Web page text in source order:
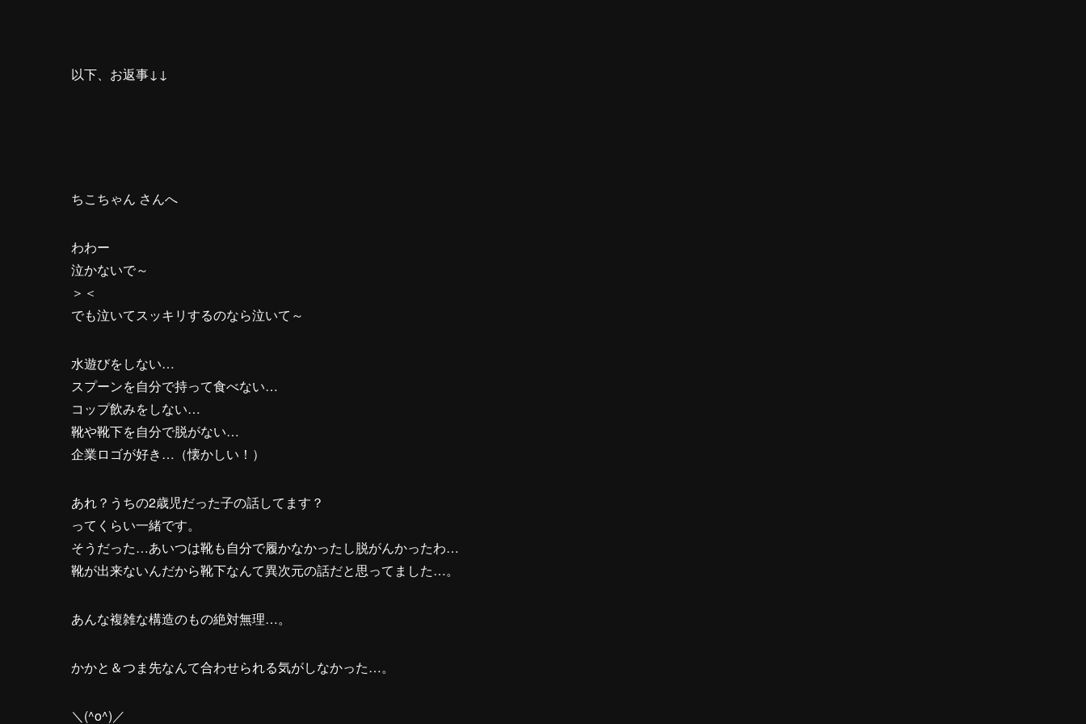
以下、お返事↓↓
ちこちゃん さんへ
わわー
泣かないで～
＞＜
でも泣いてスッキリするのなら泣いて～
水遊びをしない…
スプーンを自分で持って食べない…
コップ飲みをしない…
靴や靴下を自分で脱がない…
企業ロゴが好き…（懐かしい！）
あれ？うちの2歳児だった子の話してます？
ってくらい一緒です。
そうだった…あいつは靴も自分で履かなかったし脱がんかったわ…
靴が出来ないんだから靴下なんて異次元の話だと思ってました…。
あんな複雑な構造のもの絶対無理…。
かかと＆つま先なんて合わせられる気がしなかった…。
＼(^o^)／